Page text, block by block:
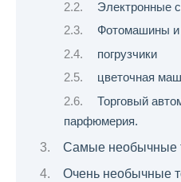
Электронные
Фотомашины и
погрузчики
цветочная
Торговый
парфюмерия.
Самые необычные
Очень необычные